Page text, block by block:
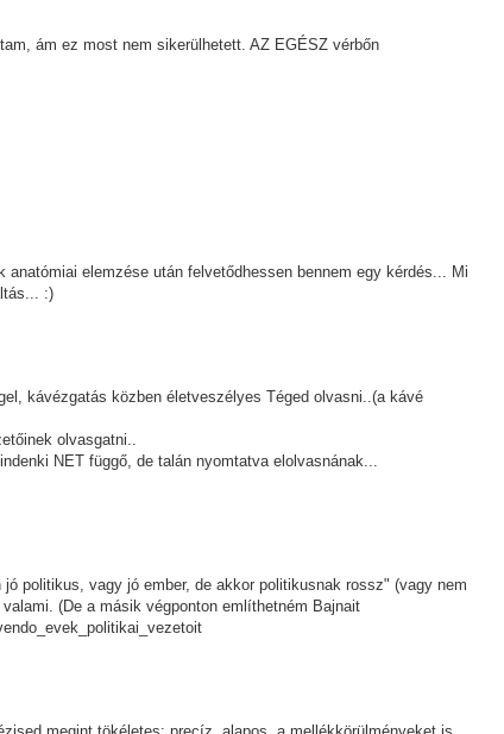
ám ez most nem sikerülhetett. AZ EGÉSZ vérbőn
elemzése után felvetődhessen bennem egy kérdés... Mi
:)
kávézgatás közben életveszélyes Téged olvasni..(a kávé
olvasgatni..
NET függő, de talán nyomtatva elolvasnának...
politikus, vagy jó ember, de akkor politikusnak rossz" (vagy nem
(De a másik végponton említhetném Bajnait